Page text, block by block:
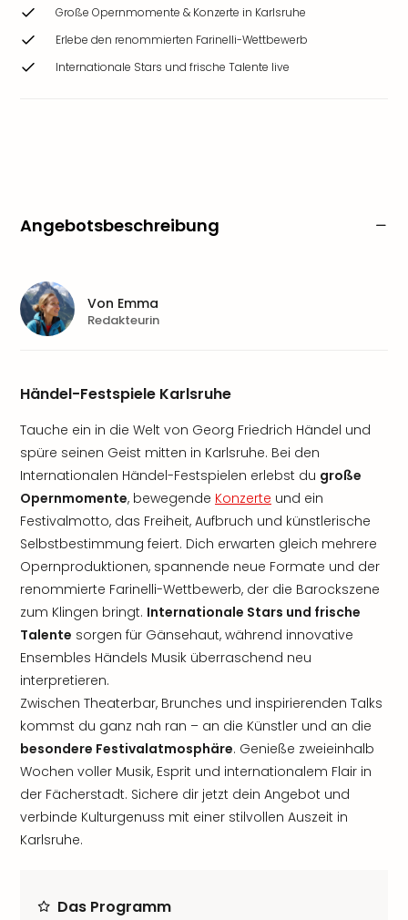
Große Opernmomente & Konzerte in Karlsruhe
Erlebe den renommierten Farinelli-Wettbewerb
Internationale Stars und frische Talente live
Angebotsbeschreibung
Händel-Festspiele Karlsruhe
Tauche ein in die Welt von Georg Friedrich Händel und
spüre seinen Geist mitten in Karlsruhe. Bei den
Internationalen Händel-Festspielen erlebst du große
Opernmomente, bewegende Konzerte und ein
Festivalmotto, das Freiheit, Aufbruch und künstlerische
Selbstbestimmung feiert. Dich erwarten gleich mehrere
Opernproduktionen, spannende neue Formate und der
renommierte Farinelli-Wettbewerb, der die Barockszene
zum Klingen bringt. Internationale Stars und frische
Talente sorgen für Gänsehaut, während innovative
Ensembles Händels Musik überraschend neu
interpretieren.
Zwischen Theaterbar, Brunches und inspirierenden Talks
kommst du ganz nah ran – an die Künstler und an die
besondere Festivalatmosphäre. Genieße zweieinhalb
Wochen voller Musik, Esprit und internationalem Flair in
der Fächerstadt. Sichere dir jetzt dein Angebot und
verbinde Kulturgenuss mit einer stilvollen Auszeit in
Karlsruhe.
Das Programm
Von Emma
Redakteurin